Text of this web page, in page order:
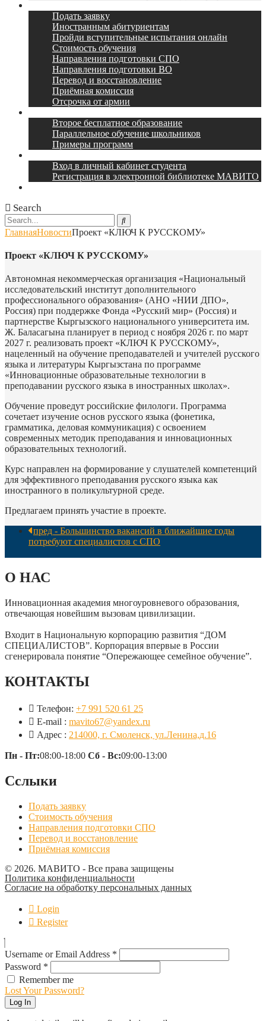
Подать заявку
Иностранным абитуриентам
Пройди вступительные испытания онлайн
Стоимость обучения
Направления подготовки СПО
Направления подготовки ВО
Перевод и восстановление
Приёмная комиссия
Отсрочка от армии
Второе бесплатное образование
Параллельное обучение школьников
Примеры программ
Вход в личный кабинет студента
Регистрация в электронной библиотеке МАВИТО
Search
ГлавнаяНовостиПроект «КЛЮЧ К РУССКОМУ»
Проект «КЛЮЧ К РУССКОМУ»
Автономная некоммерческая организация «Национальный
исследовательский институт дополнительного
профессионального образования» (АНО «НИИ ДПО»,
Россия) при поддержке Фонда «Русский мир» (Россия) и
партнерстве Кыргызского национального университета им.
Ж. Баласагына планирует в период с ноября 2026 г. по март
2027 г. реализовать проект «КЛЮЧ К РУССКОМУ»,
нацеленный на обучение преподавателей и учителей русского
языка и литературы Кыргызстана по программе
«Инновационные образовательные технологии в
преподавании русского языка в иностранных школах».
Обучение проведут российские филологи. Программа
сочетает изучение основ русского языка (фонетика,
грамматика, деловая коммуникация) с освоением
современных методик преподавания и инновационных
образовательных технологий.
Курс направлен на формирование у слушателей компетенций
для эффективного преподавания русского языка как
иностранного в поликультурной среде.
Предлагаем принять участие в проекте.
пред - Большинство вакансий в ближайшие годы
потребуют специалистов с СПО
О НАС
Инновационная академия многоуровневого образования,
отвечающая новейшим вызовам цивилизации.
Входит в Национальную корпорацию развития “ДОМ
СПЕЦИАЛИСТОВ”. Корпорация впервые в России
сгенерировала понятие “Опережающее семейное обучение”.
КОНТАКТЫ
Телефон: +7 991 520 61 25
E-mail : mavito67@yandex.ru
Адрес : 214000, г. Смоленск, ул.Ленина,д.16
Пн - Пт:08:00-18:00 Сб - Вс:09:00-13:00
Сслыки
Подать заявку
Стоимость обучения
Направления подготовки СПО
Перевод и восстановление
Приёмная комиссия
© 2026. МАВИТО - Все права защищены
Политика конфиденциальности
Согласие на обработку персональных данных
Login
Register
Username or Email Address *
Password *
Remember me
Lost Your Password?
Log In